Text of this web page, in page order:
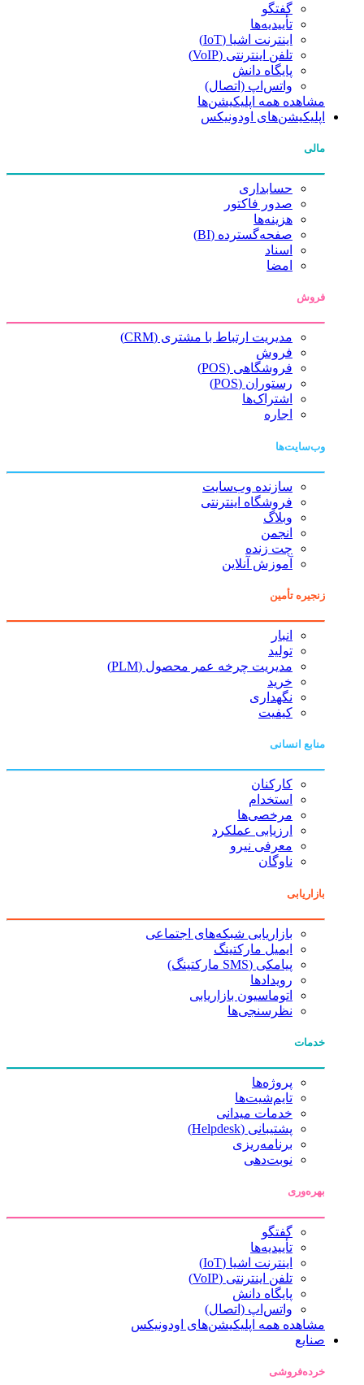
گفتگو
تأییدیه‌ها
اینترنت اشیا (IoT)
تلفن اینترنتی (VoIP)
پایگاه دانش
واتس‌اپ (اتصال)
مشاهده همه اپلیکیشن‌ها
اپلیکیشن‌های اودونیکس
مالی
حسابداری
صدور فاکتور
هزینه‌ها
صفحه‌گسترده (BI)
اسناد
امضا
فروش
مدیریت ارتباط با مشتری (CRM)
فروش
فروشگاهی (POS)
رستوران (POS)
اشتراک‌ها
اجاره
وب‌سایت‌ها
سازنده وب‌سایت
فروشگاه اینترنتی
وبلاگ
انجمن
چت زنده
آموزش آنلاین
زنجیره تأمین
انبار
تولید
مدیریت چرخه عمر محصول (PLM)
خرید
نگهداری
کیفیت
منابع انسانی
کارکنان
استخدام
مرخصی‌ها
ارزیابی عملکرد
معرفی نیرو
ناوگان
بازاریابی
بازاریابی شبکه‌های اجتماعی
ایمیل مارکتینگ
پیامکی (SMS مارکتینگ)
رویدادها
اتوماسیون بازاریابی
نظرسنجی‌ها
خدمات
پروژه‌ها
تایم‌شیت‌ها
خدمات میدانی
پشتیبانی (Helpdesk)
برنامه‌ریزی
نوبت‌دهی
بهره‌وری
گفتگو
تأییدیه‌ها
اینترنت اشیا (IoT)
تلفن اینترنتی (VoIP)
پایگاه دانش
واتس‌اپ (اتصال)
مشاهده همه اپلیکیشن‌های اودونیکس
صنایع
خرده‌فروشی